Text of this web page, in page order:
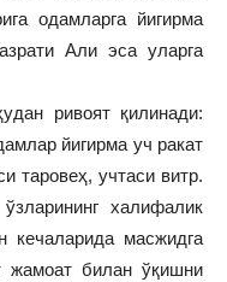
одамларга йигирма
Али эса уларга
ривоят қилинади:
йигирма уч ракат
таровеҳ, учтаси витр.
халифалик
кечаларида масжидга
жамоат билан ўқишни